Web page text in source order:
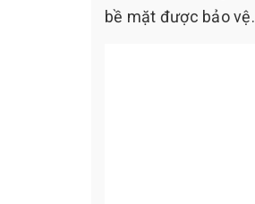
bề mặt được bảo vệ.